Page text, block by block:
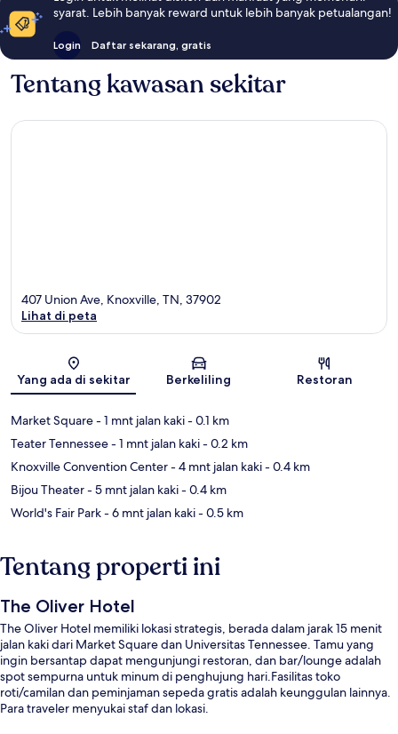
syarat. Lebih banyak reward untuk lebih banyak petualangan!
Login Daftar sekarang, gratis
Tentang kawasan sekitar
Peta
407 Union Ave, Knoxville, TN, 37902
Lihat di peta
Yang ada di sekitar Berkeliling Restoran
Market Square- 1 mnt jalan kaki- 0.1 km
Teater Tennessee- 1 mnt jalan kaki- 0.2 km
Knoxville Convention Center- 4 mnt jalan kaki- 0.4 km
Bijou Theater- 5 mnt jalan kaki- 0.4 km
World's Fair Park- 6 mnt jalan kaki- 0.5 km
Tentang properti ini
The Oliver Hotel
The Oliver Hotel memiliki lokasi strategis, berada dalam jarak 15 menit
jalan kaki dari Market Square dan Universitas Tennessee. Tamu yang
ingin bersantap dapat mengunjungi restoran, dan bar/lounge adalah
spot sempurna untuk minum di penghujung hari.Fasilitas toko
roti/camilan dan peminjaman sepeda gratis adalah keunggulan lainnya.
Para traveler menyukai staf dan lokasi.